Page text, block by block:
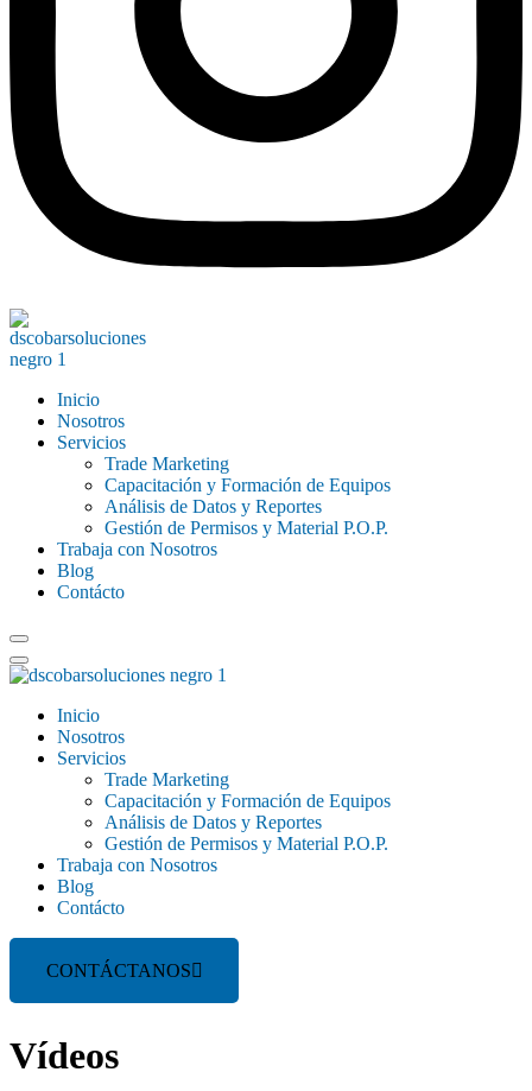
Inicio
Nosotros
Servicios
Trade Marketing
Capacitación y Formación de Equipos
Análisis de Datos y Reportes
Gestión de Permisos y Material P.O.P.
Trabaja con Nosotros
Blog
Contácto
Inicio
Nosotros
Servicios
Trade Marketing
Capacitación y Formación de Equipos
Análisis de Datos y Reportes
Gestión de Permisos y Material P.O.P.
Trabaja con Nosotros
Blog
Contácto
CONTÁCTANOS
Vídeos